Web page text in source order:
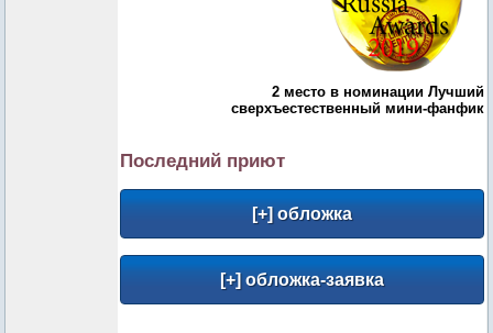
2 место в номинации Лучший
сверхъестественный мини-фанфик
Последний приют